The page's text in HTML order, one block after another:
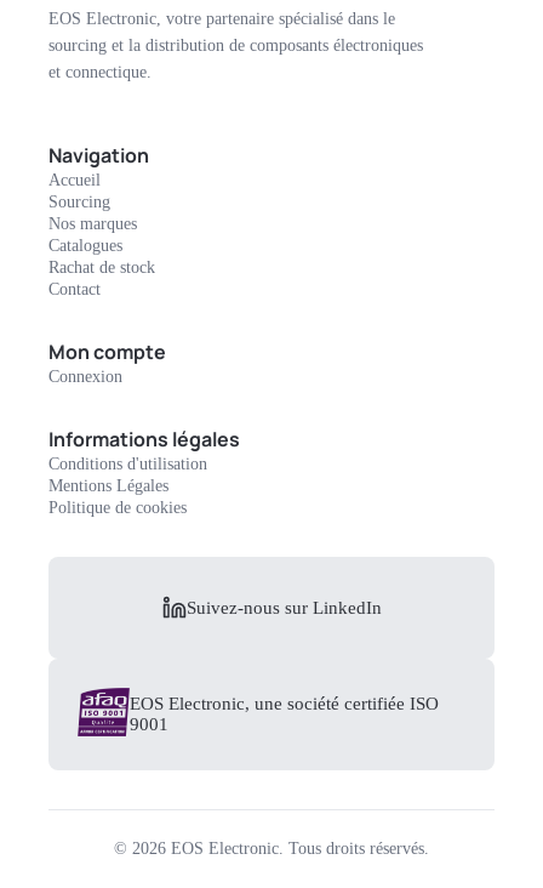
EOS Electronic, votre partenaire spécialisé dans le
sourcing et la distribution de composants électroniques
et connectique.
Navigation
Accueil
Sourcing
Nos marques
Catalogues
Rachat de stock
Contact
Mon compte
Connexion
Informations légales
Conditions d'utilisation
Mentions Légales
Politique de cookies
Suivez-nous sur LinkedIn
EOS Electronic, une société certifiée ISO
9001
© 2026 EOS Electronic. Tous droits réservés.